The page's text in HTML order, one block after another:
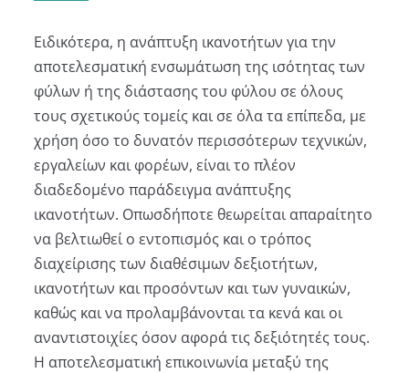
Ειδικότερα, η ανάπτυξη ικανοτήτων για την
αποτελεσματική ενσωμάτωση της ισότητας των
φύλων ή της διάστασης του φύλου σε όλους
τους σχετικούς τομείς και σε όλα τα επίπεδα, με
χρήση όσο το δυνατόν περισσότερων τεχνικών,
εργαλείων και φορέων, είναι το πλέον
διαδεδομένο παράδειγμα ανάπτυξης
ικανοτήτων. Οπωσδήποτε θεωρείται απαραίτητο
να βελτιωθεί ο εντοπισμός και ο τρόπος
διαχείρισης των διαθέσιμων δεξιοτήτων,
ικανοτήτων και προσόντων και των γυναικών,
καθώς και να προλαμβάνονται τα κενά και οι
αναντιστοιχίες όσον αφορά τις δεξιότητές τους.
Η αποτελεσματική επικοινωνία μεταξύ της